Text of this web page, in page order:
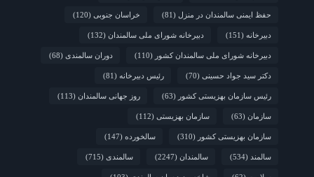
حفظ ایمنی سالمندان در منزل (81) خراسان جنوبی (120)
دبیرخانه (151) دبیرخانه شورای ملی سالمندان (132)
دبیرخانه شورای ملی سالمندان کشور (110) دوران سالمندی (68)
دکتر سید جواد حسینی (70) رئیس دبیرخانه (81)
رئیس سازمان بهزیستی کشور (63) روز جهانی سالمندان (113)
سازمان (63) سازمان بهزیستی (112)
سازمان بهزیستی کشور (310) سالخورده (147)
سالمند (534) سالمندان (2247) سالمندی (715)